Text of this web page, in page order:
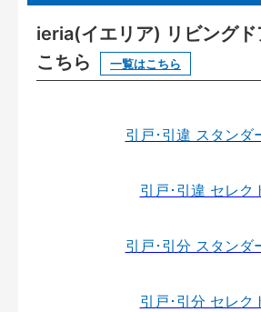
ieria(イエリア) リビング
こちら
一覧はこちら
引戸･引違 スタンダ
引戸･引違 セレク
引戸･引分 スタンダ
引戸･引分 セレク